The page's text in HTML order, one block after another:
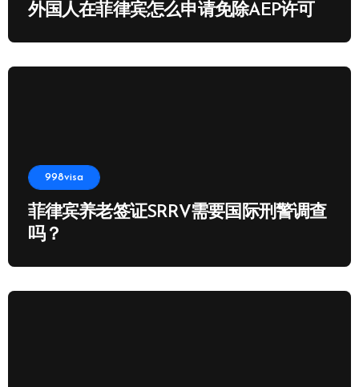
外国人在菲律宾怎么申请免除AEP许可
998visa
菲律宾养老签证SRRV需要国际刑警调查
吗？